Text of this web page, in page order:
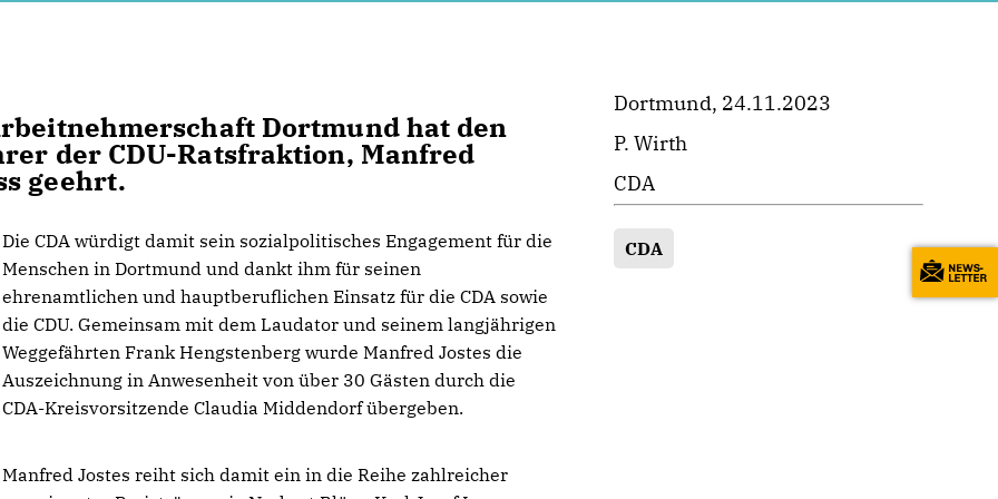
Dortmund hat den
der CDU-Ratsfraktion, Manfred
geehrt.
Die CDA würdigt damit sein sozialpolitisches Engagement für die
Menschen in Dortmund und dankt ihm für seinen
ehrenamtlichen und hauptberuflichen Einsatz für die CDA sowie
die CDU. Gemeinsam mit dem Laudator und seinem langjährigen
Weggefährten Frank Hengstenberg wurde Manfred Jostes die
Auszeichnung in Anwesenheit von über 30 Gästen durch die
CDA-Kreisvorsitzende Claudia Middendorf übergeben.
Manfred Jostes reiht sich damit ein in die Reihe zahlreicher
Dortmund, 24.11.2023
P. Wirth
CDA
CDA